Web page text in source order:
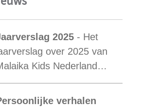
2025 - Het
over 2025 van
Kids Nederland
daarin opgenomen het
van de activiteiten
verhalen